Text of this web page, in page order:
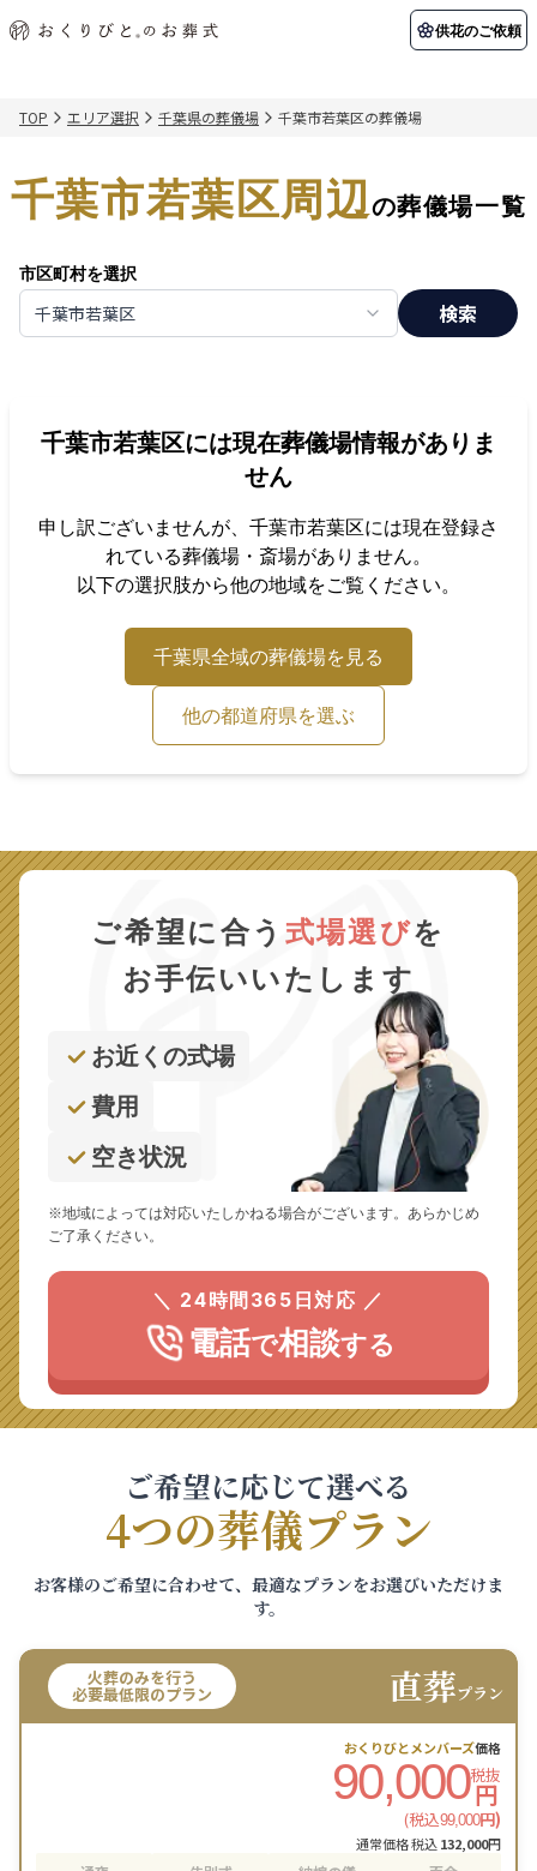
供花のご依頼
初めての方へ 納棺の儀とは？
アフターサポート
会社概要 店舗用地募集
関東エリア
千葉県
北海道エリア
ご葬儀事例 お客様の声
葬儀の知識 供花のご依頼
TOP エリア選択 千葉県の葬儀場 千葉市若葉区の葬儀場
千葉市若葉区周辺の葬儀場一覧
市区町村を選択
千葉市若葉区 検索
千葉市若葉区には現在葬儀場情報がありま
せん
申し訳ございませんが、 千葉市若葉区には現在登録さ
れている葬儀場・斎場がありません。
以下の選択肢から他の地域をご覧ください。
千葉県全域の葬儀場を見る
他の都道府県を選ぶ
ご希望に合う 式場選びを
お手伝いいたします
お近くの式場
費用
空き状況
※地域によっては対応いたしかねる場合がございます。あらかじめ
ご了承ください。
＼ 24時間365日対応 ／
電話で相談する
ご希望に応じて選べる
4つの葬儀プラン
お客様のご希望に合わせて、最適なプランをお選びいただけま
す。
火葬のみを行う
必要最低限のプラン 直葬プラン
おくりびとメンバーズ価格
90,000税抜
円
(税込99,000円)
通常価格 税込132,000円